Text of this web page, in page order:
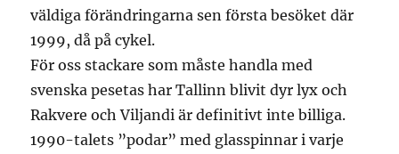
väldiga förändringarna sen första besöket där
1999, då på cykel.
För oss stackare som måste handla med
svenska pesetas har Tallinn blivit dyr lyx och
Rakvere och Viljandi är definitivt inte billiga.
1990-talets ”podar” med glasspinnar i varje